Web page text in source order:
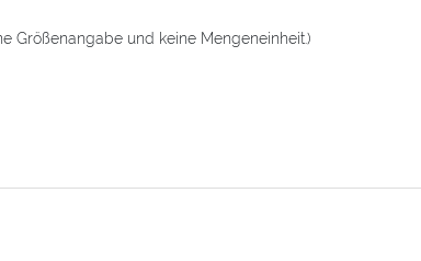
Größenangabe und keine Mengeneinheit.)